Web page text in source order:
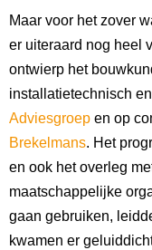
Maar voor het zover
er uiteraard nog heel
ontwierp het
installatietechnisch
Adviesgroep en op
Brekelmans. Het
en ook het overleg
maatschappelijke
gaan gebruiken,
kwamen er